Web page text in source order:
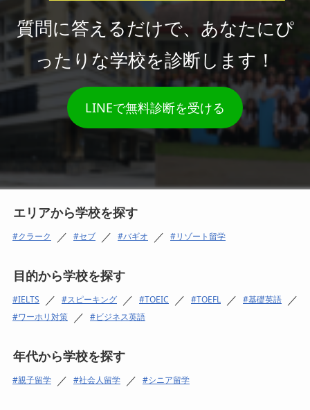
質問に答えるだけで、あなたにぴ
ったりな学校を診断します！
LINEで無料診断を受ける
エリアから学校を探す
クラーク ／ セブ ／ バギオ ／ リゾート留学
目的から学校を探す
IELTS ／ スピーキング ／ TOEIC ／ TOEFL ／ 基礎英語 ／
ワーホリ対策 ／ ビジネス英語
年代から学校を探す
親子留学 ／ 社会人留学 ／ シニア留学